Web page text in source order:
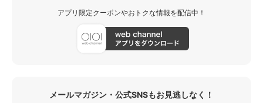
アプリ限定クーポンやおトクな情報を配信中！
メールマガジン・公式SNSもお見逃しなく！